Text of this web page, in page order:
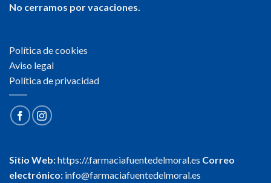
No cerramos por vacaciones.
Política de cookies
Aviso legal
Política de privacidad
Sitio Web:https://.farmaciafuentedelmoral.es Correo
electrónico: info@farmaciafuentedelmoral.es